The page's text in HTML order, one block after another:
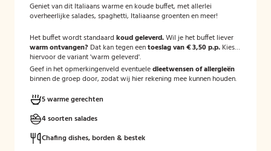
Geniet van dit Italiaans warme en koude buffet, met allerlei
overheerlijke salades, spaghetti, Italiaanse groenten en meer!
Het buffet wordt standaard koud geleverd.Wil je het buffet liever
warm ontvangen? Dat kan tegen eentoeslag van € 3,50 p.p. Kies
hiervoor de variant 'warm geleverd'.
Geef in het opmerkingenveld eventueledieetwensen of allergieën
binnen de groep door, zodat wij hier rekening mee kunnen houden.
5 warme gerechten
4 soorten salades
Chafing dishes, borden & bestek